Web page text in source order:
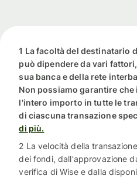
1 La facoltà del destinatario
può dipendere da vari
sua banca e della rete
Non possiamo garantire
l'intero importo in tutte le
di ciascuna transazione
di più.
2 La velocità della
dei fondi, dall'approvazione
verifica di Wise e dalla